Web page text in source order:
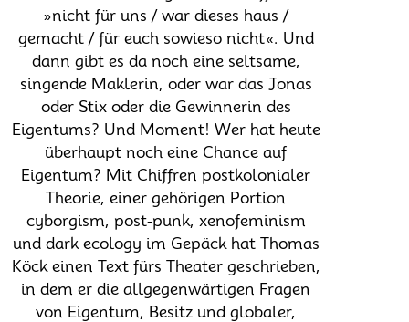
»nicht für uns / war dieses haus /
gemacht / für euch sowieso nicht«. Und
dann gibt es da noch eine seltsame,
singende Maklerin, oder war das Jonas
oder Stix oder die Gewinnerin des
Eigentums? Und Moment! Wer hat heute
überhaupt noch eine Chance auf
Eigentum? Mit Chiffren postkolonialer
Theorie, einer gehörigen Portion
cyborgism, post-punk, xenofeminism
und dark ecology im Gepäck hat Thomas
Köck einen Text fürs Theater geschrieben,
in dem er die allgegenwärtigen Fragen
von Eigentum, Besitz und globaler,